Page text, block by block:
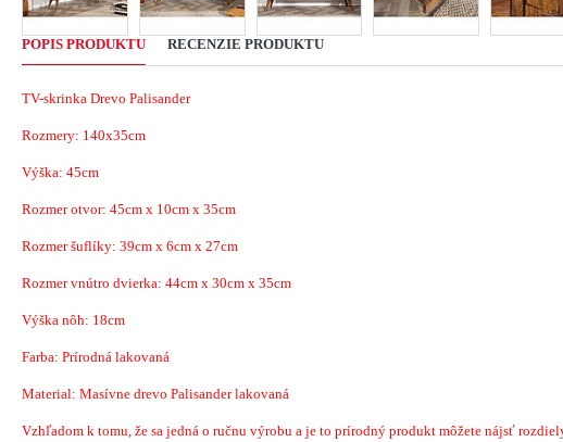
POPIS PRODUKTU RECENZIE PRODUKTU
TV-skrinka Drevo Palisander
Rozmery: 140x35cm
Výška: 45cm
Rozmer otvor: 45cm x 10cm x 35cm
Rozmer šuflíky: 39cm x 6cm x 27cm
Rozmer vnútro dvierka: 44cm x 30cm x 35cm
Výška nôh: 18cm
Farba: Prírodná lakovaná
Material: Masívne drevo Palisander lakovaná
Vzhľadom k tomu, že sa jedná o ručnu výrobu a je to prírodný produkt môžete nájsť